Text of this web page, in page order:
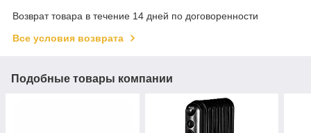
Возврат товара в течение 14 дней по договоренности
Все условия возврата
Подобные товары компании